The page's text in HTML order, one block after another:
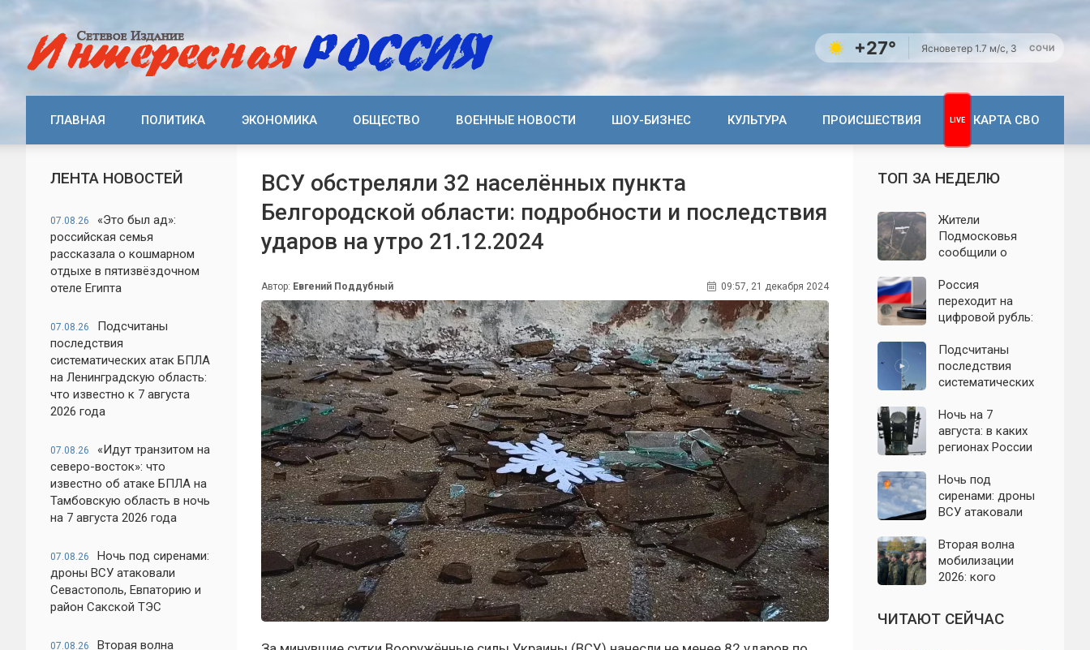
+27° Ясноветер 1.7 м/с, З СОЧИ
ГЛАВНАЯ ПОЛИТИКА ЭКОНОМИКА ОБЩЕСТВО ВОЕННЫЕ НОВОСТИ ШОУ-БИЗНЕС КУЛЬТУРА ПРОИСШЕСТВИЯ КАРТА СВО
ЛЕНТА НОВОСТЕЙ
07.08.26
«Это был ад»:
российская семья
рассказала о кошмарном
отдыхе в пятизвёздочном
отеле Египта
07.08.26
Подсчитаны
последствия
систематических атак БПЛА
на Ленинградскую область:
что известно к 7 августа
2026 года
07.08.26
«Идут транзитом на
северо-восток»: что
известно об атаке БПЛА на
Тамбовскую область в ночь
на 7 августа 2026 года
07.08.26
Ночь под сиренами:
дроны ВСУ атаковали
Севастополь, Евпаторию и
район Сакской ТЭС
07.08.26
Вторая волна
ВСУ обстреляли 32 населённых пункта
Белгородской области: подробности и последствия
ударов на утро 21.12.2024
Автор: Евгений Поддубный 09:57, 21 декабря 2024
ТОП ЗА НЕДЕЛЮ
Жители
Подмосковья
сообщили о
обнародованы
подробности о
налёте
августа
Россия
переходит на
цифровой рубль:
систему сравнили
с моделью СССР
Подсчитаны
последствия
систематических
Ленинградскую
область: что
известно к 7
Ночь на 7
августа: в каких
регионах России
атаки БПЛА и
какие аэропорты
вводили
Ночь под
сиренами: дроны
ВСУ атаковали
Евпаторию и
район Сакской
ТЭС
Вторая волна
мобилизации
2026: кого
ли реальные
признаки
ЧИТАЮТ СЕЙЧАС